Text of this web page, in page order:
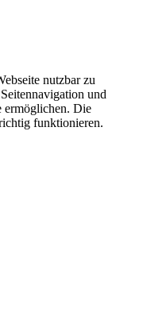
nutzbar zu
und
ermöglichen. Die
funktionieren.